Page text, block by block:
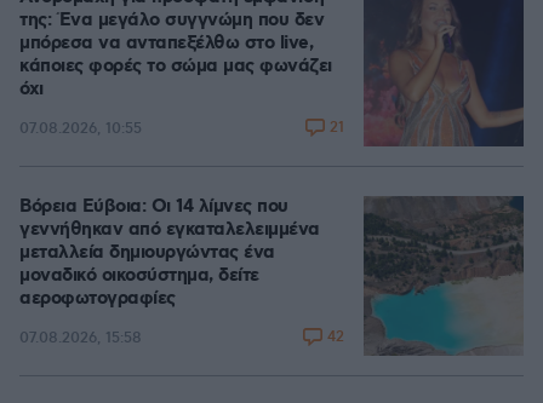
της: Ένα μεγάλο συγγνώμη που δεν
μπόρεσα να ανταπεξέλθω στο live,
κάποιες φορές το σώμα μας φωνάζει
όχι
07.08.2026, 10:55 21
Βόρεια Εύβοια: Οι 14 λίμνες που
γεννήθηκαν από εγκαταλελειμμένα
μεταλλεία δημιουργώντας ένα
μοναδικό οικοσύστημα, δείτε
αεροφωτογραφίες
07.08.2026, 15:58 42